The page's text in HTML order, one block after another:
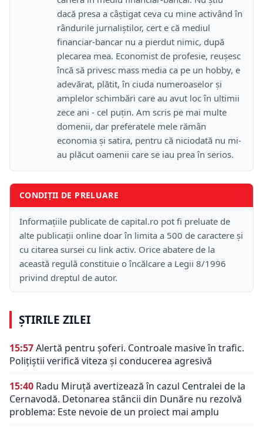
dacă presa a câștigat ceva cu mine activând în
rândurile jurnaliștilor, cert e că mediul
financiar-bancar nu a pierdut nimic, după
plecarea mea. Economist de profesie, reușesc
încă să privesc mass media ca pe un hobby, e
adevărat, plătit, în ciuda numeroaselor și
amplelor schimbări care au avut loc în ultimii
zece ani - cel puțin. Am scris pe mai multe
domenii, dar preferatele mele rămân
economia și satira, pentru că niciodată nu mi-
au plăcut oamenii care se iau prea în serios.
CONDIȚII DE PRELUARE
Informațiile publicate de capital.ro pot fi preluate de
alte publicații online doar în limita a 500 de caractere și
cu citarea sursei cu link activ. Orice abatere de la
această regulă constituie o încălcare a Legii 8/1996
privind dreptul de autor.
ȘTIRILE ZILEI
15:57Alertă pentru șoferi. Controale masive în trafic.
Polițiștii verifică viteza și conducerea agresivă
15:40 Radu Miruță avertizează în cazul Centralei de la
Cernavodă. Detonarea stâncii din Dunăre nu rezolvă
problema: Este nevoie de un proiect mai amplu